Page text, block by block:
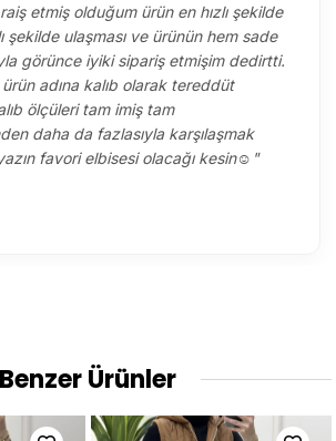
olduğum ürün en hızlı şekilde
şekilde ulaşması ve ürünün hem sade
adına kalıb olarak tereddüt
ölçüleri tam imiş tam
daha da fazlasıyla karşılaşmak
favori elbisesi olacağı kesin☺️"
Benzer Ürünler